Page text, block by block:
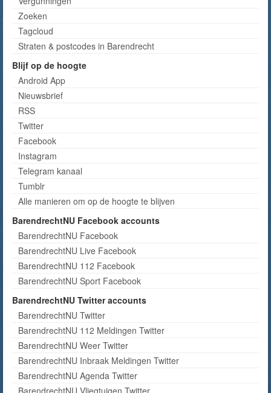
Zoeken
Tagcloud
Straten & postcodes in Barendrecht
Blijf op de hoogte
Android App
Nieuwsbrief
RSS
Twitter
Facebook
Instagram
Telegram kanaal
Tumblr
Alle manieren om op de hoogte te blijven
BarendrechtNU Facebook accounts
BarendrechtNU Facebook
BarendrechtNU Live Facebook
BarendrechtNU 112 Facebook
BarendrechtNU Sport Facebook
BarendrechtNU Twitter accounts
BarendrechtNU Twitter
BarendrechtNU 112 Meldingen Twitter
BarendrechtNU Weer Twitter
BarendrechtNU Inbraak Meldingen Twitter
BarendrechtNU Agenda Twitter
BarendrechtNU Vliegtuigen Twitter